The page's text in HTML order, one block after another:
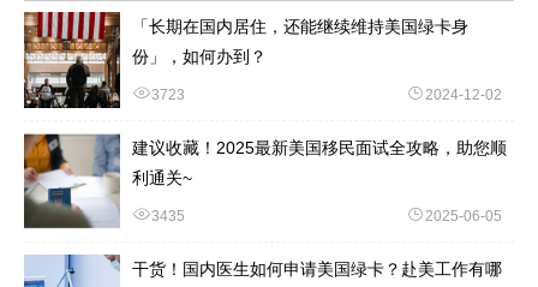
「长期在国内居住，还能继续维持美国绿卡身
份」，如何办到？
3723 2024-12-02
建议收藏！2025最新美国移民面试全攻略，助您顺
利通关~
3435 2025-06-05
干货！国内医生如何申请美国绿卡？赴美工作有哪